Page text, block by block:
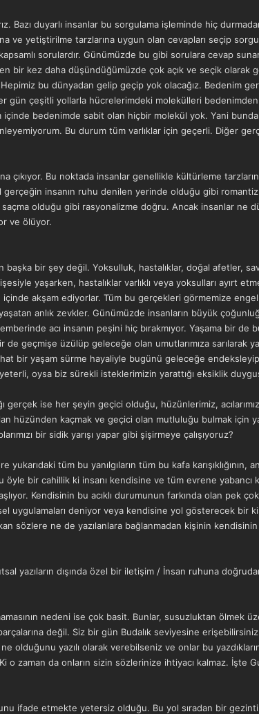
Bazı duyarlı insanlar bu sorgulama işleminde hiç
ve yetiştirilme tarzlarına uygun olan cevapları seçip
sorulardır. Günümüzde bu gibi sorulara cevap
bir kez daha düşündüğümüzde çok açık ve seçik olarak
bu dünyadan gelip geçip yok olacağız. Bedenim
gün çeşitli yollarla hücrelerimdeki molekülleri bedenimden
bedenimde sabit olan hiçbir molekül yok. Yani
Bu durum tüm varlıklar için geçerli. Diğer
çıkıyor. Bu noktada insanlar genellikle kültürleme
gerçeğin insanın ruhu denilen yerinde olduğu gibi
saçma olduğu gibi rasyonalizme doğru. Ancak insanlar
ve ölüyor.
bir şey değil. Yoksulluk, hastalıklar, doğal afetler,
yaşarken, hastalıklar varlıklı veya yoksulları ayırt
içinde akşam ediyorlar. Tüm bu gerçekleri görmemize
anlık zevkler. Günümüzde insanların büyük
acı insanın peşini hiç bırakmıyor. Yaşama bir de
geçmişe üzülüp geleceğe olan umutlarımıza sarılarak
bir yaşam sürme hayaliyle bugünü geleceğe endeksleyip
oysa biz sürekli isteklerimizin yarattığı eksiklik
gerçek ise her şeyin geçici olduğu, hüzünlerimiz,
hüzünden kaçmak ve geçici olan mutluluğu bulmak için
bir sidik yarışı yapar gibi şişirmeye çalışıyoruz?
yukarıdaki tüm bu yanılgıların tüm bu kafa
bir cahillik ki insanı kendisine ve tüm evrene yabancı
Kendisinin bu acıklı durumunun farkında olan pek
uygulamaları deniyor veya kendisine yol gösterecek bir
sözlere ne de yazılanlara bağlanmadan kişinin
yazıların dışında özel bir iletişim / İnsan ruhuna
nedeni ise çok basit. Bunlar, susuzluktan ölmek
değil. Siz bir gün Budalık seviyesine
ne olduğunu yazılı olarak verebilseniz ve onlar bu
o zaman da onların sizin sözlerinize ihtiyacı kalmaz. İşte
ifade etmekte yetersiz olduğu. Bu yol sıradan bir